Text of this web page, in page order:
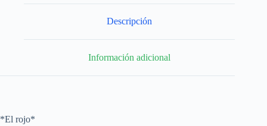
Descripción
Información adicional
*El rojo*